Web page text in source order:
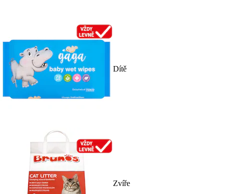
Dítě
Zvíře